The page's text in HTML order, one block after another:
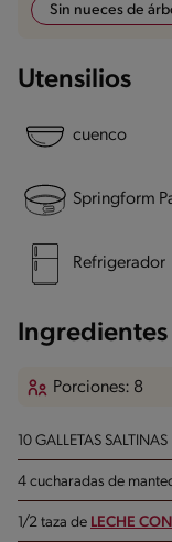
Sin nueces de
Utensilios
cuenco
Springform
Refrigerador
Ingredientes
Porciones: 8
10 GALLETAS
4 cucharadas de
1/2 taza de LECHE